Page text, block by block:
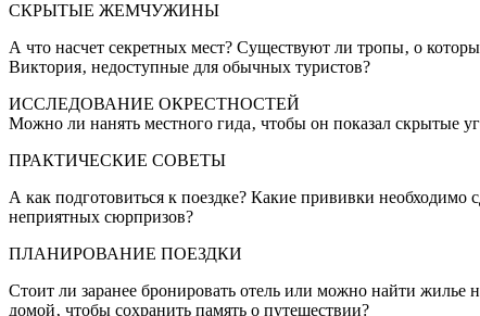
СКРЫТЫЕ ЖЕМЧУЖИНЫ
А что насчет секретных мест? Существуют ли тропы‚ о
Виктория‚ недоступные для обычных туристов?
ИССЛЕДОВАНИЕ ОКРЕСТНОСТЕЙ
Можно ли нанять местного гида‚ чтобы он показал скрытые
ПРАКТИЧЕСКИЕ СОВЕТЫ
А как подготовиться к поездке? Какие прививки необходимо
неприятных сюрпризов?
ПЛАНИРОВАНИЕ ПОЕЗДКИ
Стоит ли заранее бронировать отель или можно найти
домой‚ чтобы сохранить память о путешествии?